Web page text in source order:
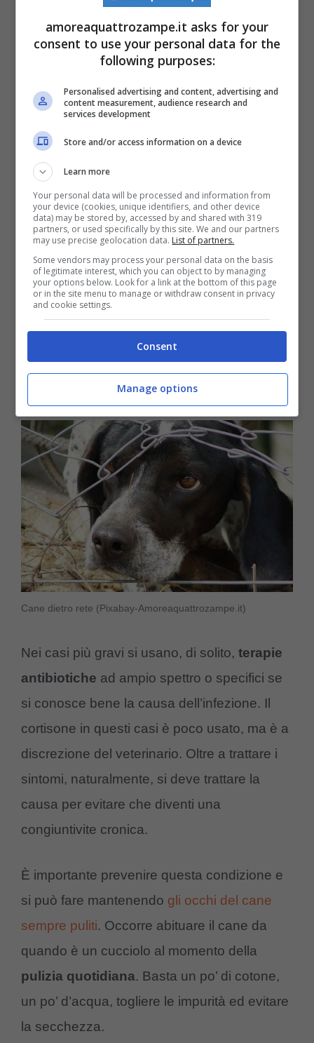
purulente(secrezione scura con pus
e muco che si infetta)
arrossamentodegli occhi del cane, una
lacrimazione eccessiva
porta il cane a sfregarsi spesso
zampe . In base alla gravità, si possono
notare secrezioni e rigonfiamenti. Raramente
il cane sente dolore.
Rimedi e prevenzione
Prima si agisce e meglio è. Quando si inizia
a vedere un occhio rosso bisogna fare subito
deilavaggi ocularicon prodotti appositi,
magari colliri prescritti dal veterinario.
Cane dietro rete (Pixabay-Amoreaquattrozampe.it)
Nei casi più gravi si usano, di solito, terapie
antibiotiche ad ampio spettro o specifici se
si conosce bene la causa dell’infezione. Il
cortisone in questi casi è poco usato, ma è a
discrezione del veterinario. Oltre a trattare i
sintomi, naturalmente, si deve trattare la
causa per evitare che diventi una
congiuntivite cronica.
È importante prevenire questa condizione e
si può fare mantenendo gli occhi del cane
sempre puliti. Occorre abituare il cane da
quando è un cucciolo al momento della
pulizia quotidiana. Basta un po’ di cotone,
un po’ d’acqua, togliere le impurità ed evitare
la secchezza.
amoreaquattrozampe.it asks for your
consent to use your personal data for the
following purposes:
Personalised advertising and content, advertising and
content measurement, audience research and
services development
Store and/or access information on a device
Learn more
Your personal data will be processed and information from
your device (cookies, unique identifiers, and other device
data) may be stored by, accessed by and shared with 319
partners, or used specifically by this site. We and our partners
may use precise geolocation data. List of partners.
Some vendors may process your personal data on the basis
of legitimate interest, which you can object to by managing
your options below. Look for a link at the bottom of this page
or in the site menu to manage or withdraw consent in privacy
and cookie settings.
Consent
Manage options